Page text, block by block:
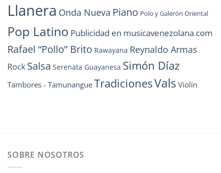
Llanera Onda Nueva Piano Polo y Galerón Oriental
Pop Latino Publicidad en musicavenezolana.com
Rafael “Pollo” Brito Rawayana Reynaldo Armas
Rock Salsa Serenata Guayanesa Simón Díaz
Tambores - Tamunangue TradicionesVals Violín
SOBRE NOSOTROS